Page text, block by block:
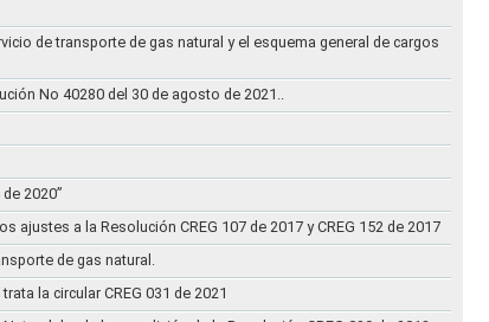
de transporte de gas natural y el esquema general de cargos
No 40280 del 30 de agosto de 2021..
2020”
a la Resolución CREG 107 de 2017 y CREG 152 de 2017
de gas natural.
la circular CREG 031 de 2021